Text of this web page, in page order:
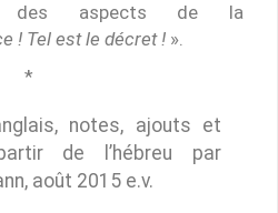
des aspects de la
! Tel est le décret ! ».
*
notes, ajouts et
de l’hébreu par
août 2015 e.v.